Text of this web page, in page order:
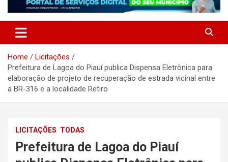
PIAUÍ
Home
Licitações
Prefeitura de Lagoa do Piauí publica Dispensa Eletrônica para
elaboração de projeto de recuperação de estrada vicinal entre
a BR-316 e a localidade Retiro
LICITAÇÕES TODAS
Prefeitura de Lagoa do Piauí